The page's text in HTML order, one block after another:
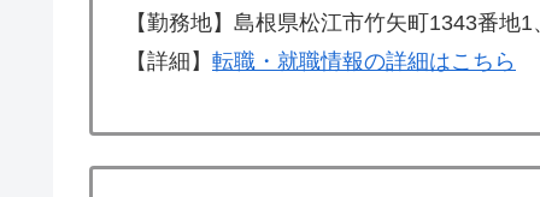
【勤務地】島根県松江市竹矢町1343番地
【詳細】 転職・就職情報の詳細はこちら